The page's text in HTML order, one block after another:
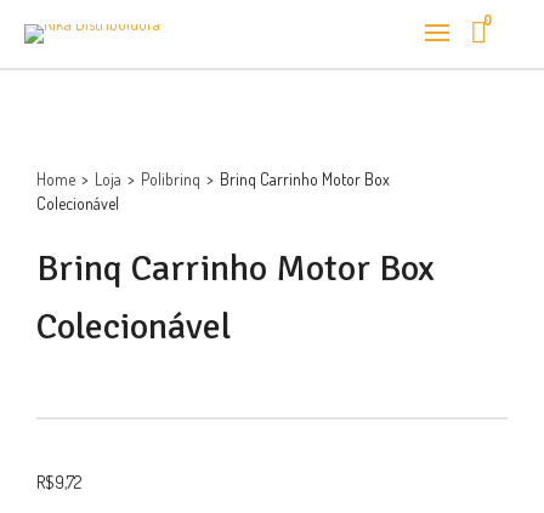
0
Home > Loja > Polibrinq > Brinq Carrinho Motor Box
Colecionável
Brinq Carrinho Motor Box
Colecionável
R$9,72